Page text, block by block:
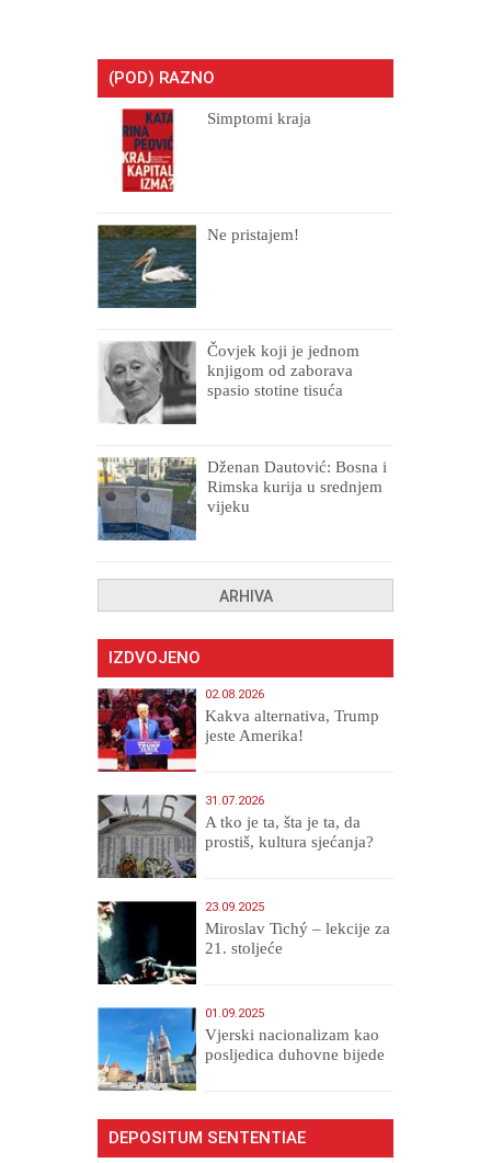
(POD) RAZNO
Simptomi kraja
Ne pristajem!
Čovjek koji je jednom
knjigom od zaborava
spasio stotine tisuća
Dženan Dautović: Bosna i
Rimska kurija u srednjem
vijeku
ARHIVA
IZDVOJENO
02.08.2026
Kakva alternativa, Trump
jeste Amerika!
31.07.2026
A tko je ta, šta je ta, da
prostiš, kultura sjećanja?
23.09.2025
Miroslav Tichý – lekcije za
21. stoljeće
01.09.2025
​Vjerski nacionalizam kao
posljedica duhovne bijede
DEPOSITUM SENTENTIAE